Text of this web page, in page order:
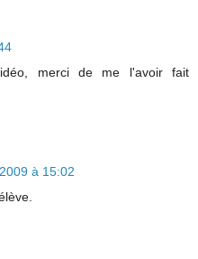
merci de me l'avoir fait
à 15:02